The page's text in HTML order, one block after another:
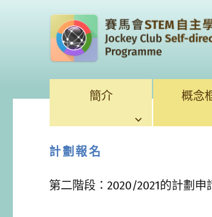
簡介 概念
計劃報名
第二階段：2020/2021的計劃申